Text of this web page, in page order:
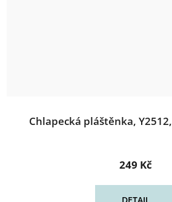
Chlapecká pláštěnka,
249 Kč